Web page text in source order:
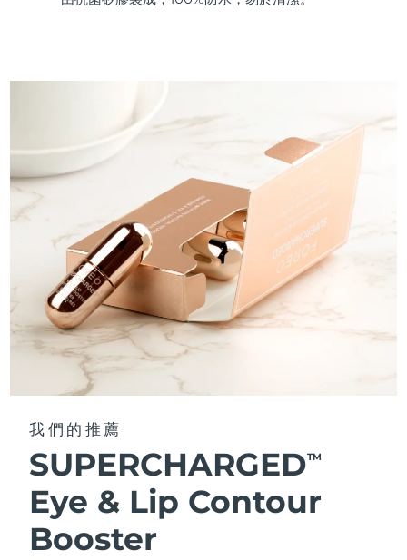
我們的推薦
SUPERCHARGEDTM
Eye & Lip Contour
Booster